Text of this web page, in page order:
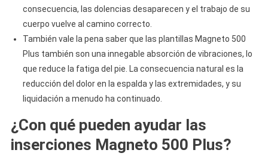
consecuencia, las dolencias desaparecen y el trabajo de su
cuerpo vuelve al camino correcto.
También vale la pena saber que las plantillas Magneto 500
Plus también son una innegable absorción de vibraciones, lo
que reduce la fatiga del pie. La consecuencia natural es la
reducción del dolor en la espalda y las extremidades, y su
liquidación a menudo ha continuado.
¿Con qué pueden ayudar las
inserciones Magneto 500 Plus?